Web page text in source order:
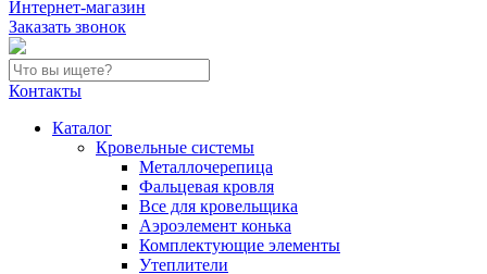
Интернет-магазин
Заказать звонок
Контакты
Каталог
Кровельные системы
Металлочерепица
Фальцевая кровля
Все для кровельщика
Аэроэлемент конька
Комплектующие элементы
Утеплители